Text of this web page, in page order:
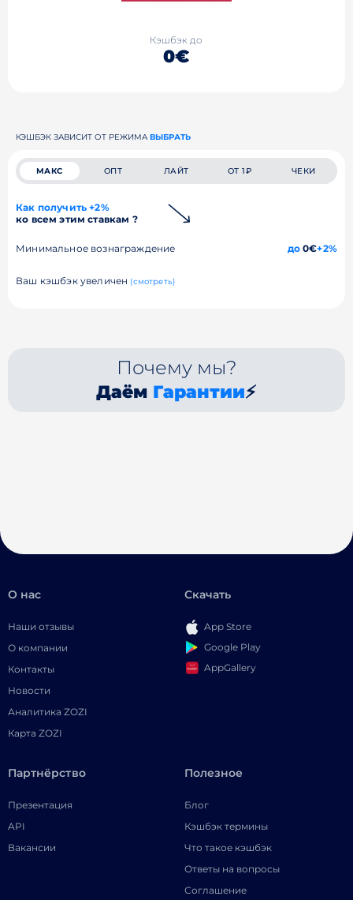
Кэшбэк до
0€
КЭШБЭК ЗАВИСИТ ОТ РЕЖИМА ВЫБРАТЬ
МАКС ОПТ ЛАЙТ ОТ 1₽ ЧЕКИ
Как получить +2%
ко всем этим ставкам ?
Минимальное вознаграждение до0€+2%
Ваш кэшбэк увеличен (смотреть)
Почему мы?
Даём Гарантии⚡
О нас
Наши отзывы
О компании
Контакты
Новости
Аналитика ZOZI
Карта ZOZI
Скачать
App Store
Google Play
AppGallery
Партнёрство
Презентация
API
Вакансии
Полезное
Блог
Кэшбэк термины
Что такое кэшбэк
Ответы на вопросы
Соглашение